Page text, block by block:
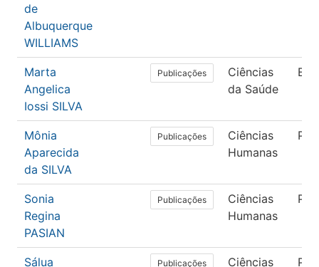
de
Albuquerque
WILLIAMS
Marta
Angelica
Iossi SILVA
Publicações
Ciências
da Saúde
Mônia
Aparecida
da SILVA
Publicações
Ciências
Humanas
Sonia
Regina
PASIAN
Publicações
Ciências
Humanas
Sálua
Publicações
Ciências